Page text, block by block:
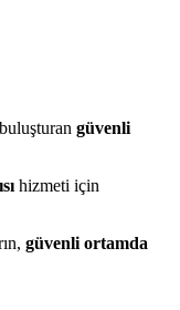
güvenli
hizmeti için
güvenli ortamda